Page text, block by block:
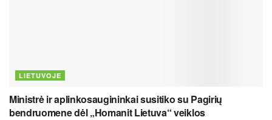
LIETUVOJE
Ministrė ir aplinkosaugininkai susitiko su Pagirių
bendruomene dėl „Homanit Lietuva“ veiklos